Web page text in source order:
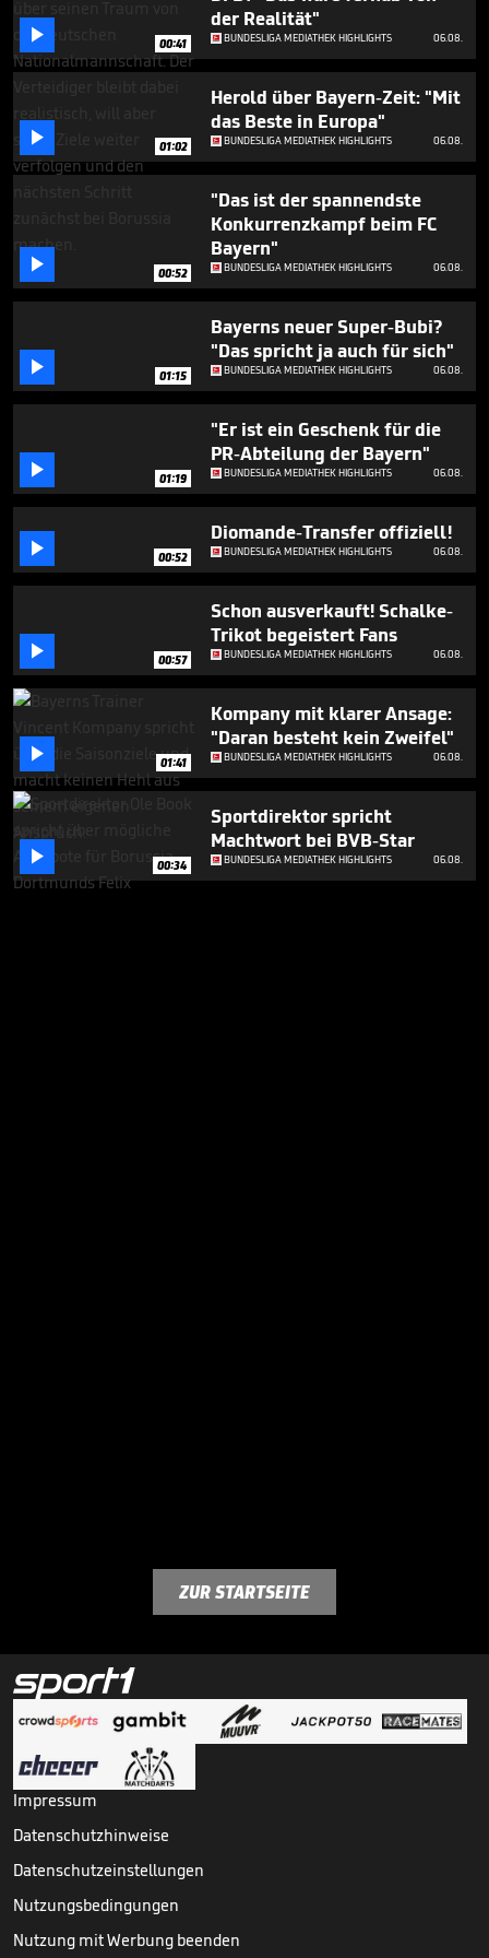
second
 00:41
der Realität"
BUNDESLIGA MEDIATHEK HIGHLIGHTS 06.08.
 01:02
Herold über Bayern-Zeit: "Mit
das Beste in Europa"
BUNDESLIGA MEDIATHEK HIGHLIGHTS 06.08.
 00:52
"Das ist der spannendste
Konkurrenzkampf beim FC
Bayern"
BUNDESLIGA MEDIATHEK HIGHLIGHTS 06.08.
 01:15
Bayerns neuer Super-Bubi?
"Das spricht ja auch für sich"
BUNDESLIGA MEDIATHEK HIGHLIGHTS 06.08.
 01:19
"Er ist ein Geschenk für die
PR-Abteilung der Bayern"
BUNDESLIGA MEDIATHEK HIGHLIGHTS 06.08.
 00:52
Diomande-Transfer offiziell!
BUNDESLIGA MEDIATHEK HIGHLIGHTS 06.08.
 00:57
Schon ausverkauft! Schalke-
Trikot begeistert Fans
BUNDESLIGA MEDIATHEK HIGHLIGHTS 06.08.
 01:41
Kompany mit klarer Ansage:
"Daran besteht kein Zweifel"
BUNDESLIGA MEDIATHEK HIGHLIGHTS 06.08.
 00:34
Sportdirektor spricht
Machtwort bei BVB-Star
BUNDESLIGA MEDIATHEK HIGHLIGHTS 06.08.
ZUR STARTSEITE
Impressum
Datenschutzhinweise
Datenschutzeinstellungen
Nutzungsbedingungen
Nutzung mit Werbung beenden